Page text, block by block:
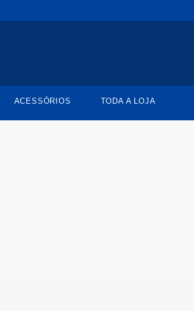
ACESSÓRIOS TODA A LOJA